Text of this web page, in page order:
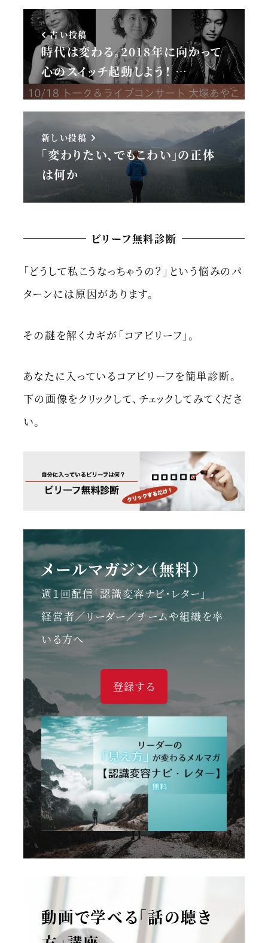
古い投稿
時代は変わる。2018年に向かって
心のスイッチ起動しよう！ …
新しい投稿
「変わりたい、でもこわい」の正体
は何か
ビリーフ無料診断
「どうして私こうなっちゃうの？」という悩みのパ
ターンには原因があります。
その謎を解くカギが「コアビリーフ」。
あなたに入っているコアビリーフを簡単診断。
下の画像をクリックして、チェックしてみてくださ
い。
メールマガジン（無料）
週１回配信「認識変容ナビ・レター」
経営者／リーダー／チームや組織を率
いる方へ
登録する
動画で学べる「話の聴き